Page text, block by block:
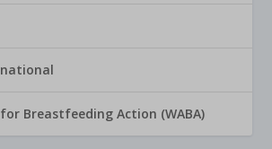
Breastfeeding Action (WABA)